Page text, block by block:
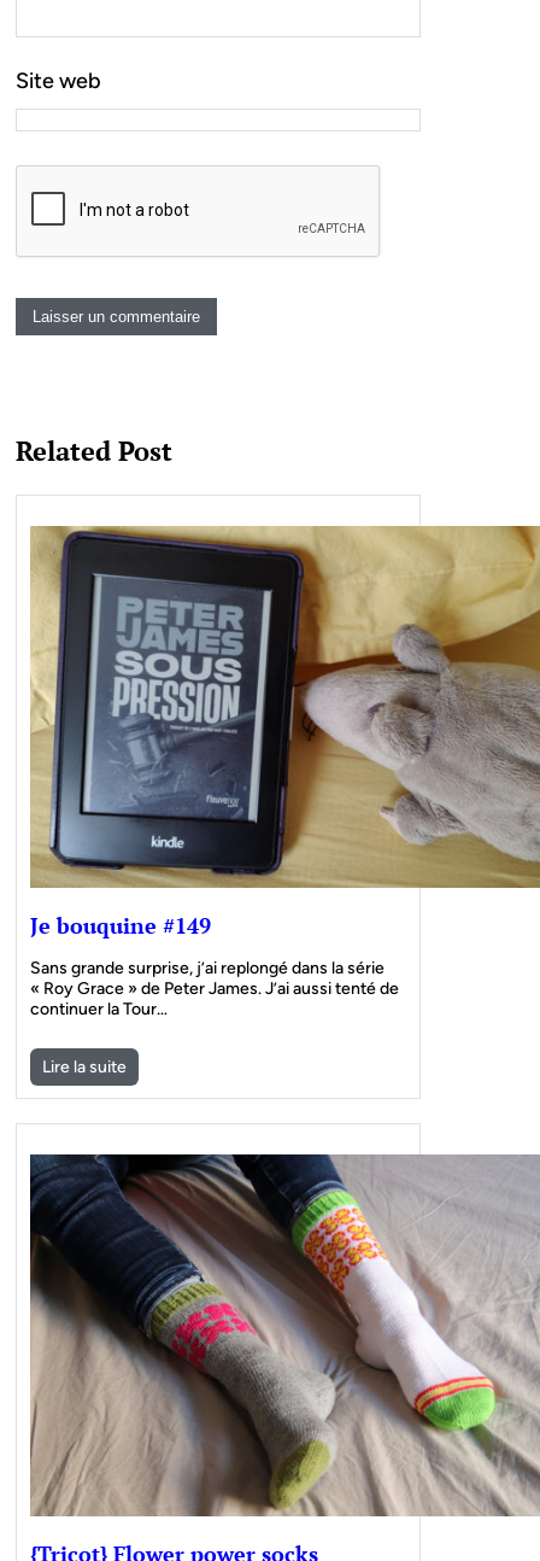
Site web
Related Post
Je bouquine #149
Sans grande surprise, j’ai replongé dans la série
« Roy Grace » de Peter James. J’ai aussi tenté de
continuer la Tour…
Lire la suite
{Tricot} Flower power socks